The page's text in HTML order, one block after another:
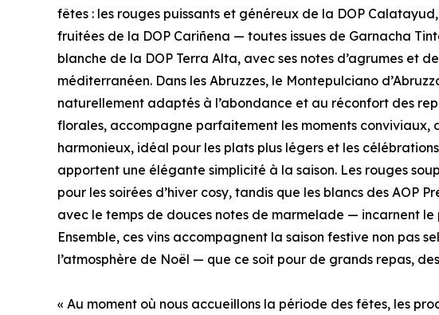
fêtes : les rouges puissants et généreux de la DOP
fruitées de la DOP Cariñena — toutes issues de Garnacha
blanche de la DOP Terra Alta, avec ses notes d’agrumes et
méditerranéen. Dans les Abruzzes, le Montepulciano
naturellement adaptés à l’abondance et au réconfort des
florales, accompagne parfaitement les moments conviviaux,
harmonieux, idéal pour les plats plus légers et les
apportent une élégante simplicité à la saison. Les rouges
pour les soirées d’hiver cosy, tandis que les blancs des
avec le temps de douces notes de marmelade — incarnent
Ensemble, ces vins accompagnent la saison festive non pas
l’atmosphère de Noël — que ce soit pour de grands repas,
« Au moment où nous accueillons la période des fêtes, les